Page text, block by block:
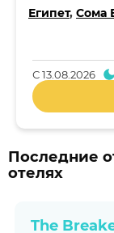
Египет, Сома
С13.08.2026
Последние
отелях
The